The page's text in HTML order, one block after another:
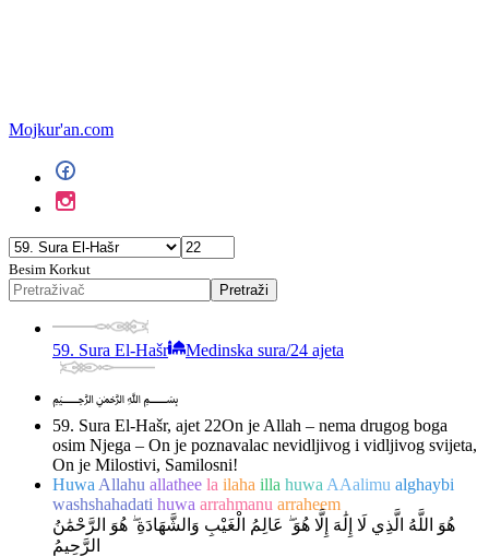
Mojkur'an.com
Besim Korkut
Pretraži
59. Sura El-Hašr Medinska sura/24 ajeta
﷽
59. Sura El-Hašr, ajet 22On je Allah – nema drugog boga
osim Njega – On je poznavalac nevidljivog i vidljivog svijeta,
On je Milostivi, Samilosni!
Huwa Allahu allathee la ilaha illa huwa AAalimu alghaybi
washshahadati huwa arrahmanu arraheem
هُوَ اللَّهُ الَّذِي لَا إِلَٰهَ إِلَّا هُوَ ۖ عَالِمُ الْغَيْبِ وَالشَّهَادَةِ ۖ هُوَ الرَّحْمَٰنُ
الرَّحِيمُ